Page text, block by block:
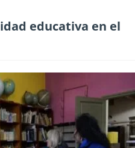
educativa en el